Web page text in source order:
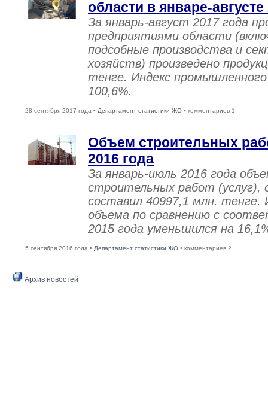
области в январе-августе
За январь-август 2017 года
предприятиями области
подсобные производства и
хозяйств) произведено
тенге. Индекс
100,6%.
28 сентября 2017 года • Департамент статистики ЖО • комментариев 1
Объем строительных
2016 года
За январь-июль 2016 года
строительных работ (услуг),
составил 40997,1 млн. тенге.
объема по сравнению с
2015 года уменьшился на
5 сентября 2016 года • Департамент статистики ЖО • комментариев 2
Архив новостей